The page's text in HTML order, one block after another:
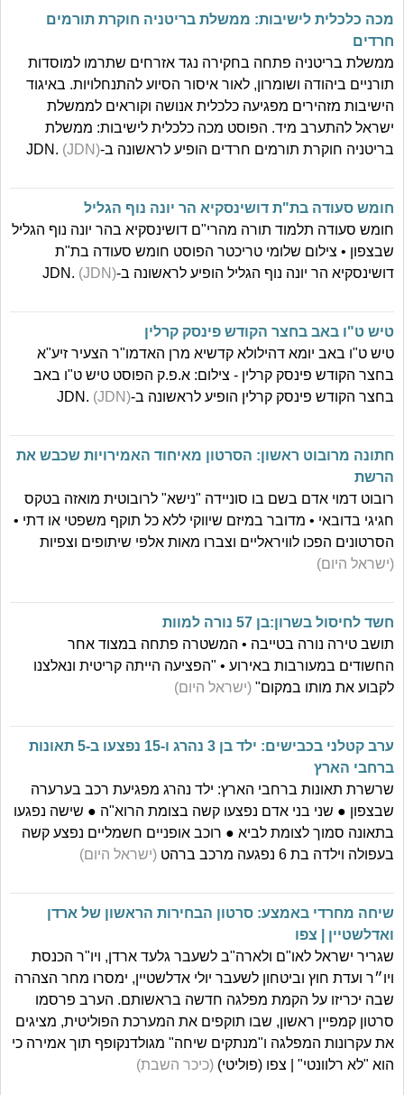
מכה כלכלית לישיבות: ממשלת בריטניה חוקרת תורמים
חרדים
ממשלת בריטניה פתחה בחקירה נגד אזרחים שתרמו למוסדות
תורניים ביהודה ושומרון, לאור איסור הסיוע להתנחלויות. באיגוד
הישיבות מזהירים מפגיעה כלכלית אנושה וקוראים לממשלת
ישראל להתערב מיד. הפוסט מכה כלכלית לישיבות: ממשלת
בריטניה חוקרת תורמים חרדים הופיע לראשונה ב-JDN.(JDN)
חומש סעודה בת"ת דושינסקיא הר יונה נוף הגליל
חומש סעודה תלמוד תורה מהרי"ם דושינסקיא בהר יונה נוף הגליל
שבצפון • צילום שלומי טריכטר הפוסט חומש סעודה בת"ת
דושינסקיא הר יונה נוף הגליל הופיע לראשונה ב-JDN.(JDN)
טיש ט"ו באב בחצר הקודש פינסק קרלין
טיש ט"ו באב יומא דהילולא קדשיא מרן האדמו"ר הצעיר זיע"א
בחצר הקודש פינסק קרלין - צילום: א.פ.ק הפוסט טיש ט"ו באב
בחצר הקודש פינסק קרלין הופיע לראשונה ב-JDN.(JDN)
חתונה מרובוט ראשון: הסרטון מאיחוד האמירויות שכבש את
הרשת
רובוט דמוי אדם בשם בו סוניידה "נישא" לרובוטית מואזה בטקס
חגיגי בדובאי • מדובר במיזם שיווקי ללא כל תוקף משפטי או דתי •
הסרטונים הפכו לוויראליים וצברו מאות אלפי שיתופים וצפיות
(ישראל היום)
חשד לחיסול בשרון:בן 57 נורה למוות
תושב טירה נורה בטייבה • המשטרה פתחה במצוד אחר
החשודים במעורבות באירוע • "הפציעה הייתה קריטית ונאלצנו
לקבוע את מותו במקום" (ישראל היום)
ערב קטלני בכבישים: ילד בן 3 נהרג ו-15 נפצעו ב-5 תאונות
ברחבי הארץ
שרשרת תאונות ברחבי הארץ: ילד נהרג מפגיעת רכב בערערה
שבצפון ● שני בני אדם נפצעו קשה בצומת הרוא"ה ● שישה נפגעו
בתאונה סמוך לצומת לביא ● רוכב אופניים חשמליים נפצע קשה
בעפולה וילדה בת 6 נפגעה מרכב ברהט
(ישראל היום)
שיחה מחרדי באמצע: סרטון הבחירות הראשון של ארדן
ואדלשטיין | צפו
שגריר ישראל לאו"ם ולארה"ב לשעבר גלעד ארדן, ויו"ר הכנסת
ויו״ר ועדת חוץ וביטחון לשעבר יולי אדלשטיין, ימסרו מחר הצהרה
שבה יכריזו על הקמת מפלגה חדשה בראשותם. הערב פרסמו
סרטון קמפיין ראשון, שבו תוקפים את המערכת הפוליטית, מציגים
את עקרונות המפלגה ו"מנתקים שיחה" מגולדנקופף תוך אמירה כי
הוא "לא רלוונטי" | צפו (פוליטי) (כיכר השבת)